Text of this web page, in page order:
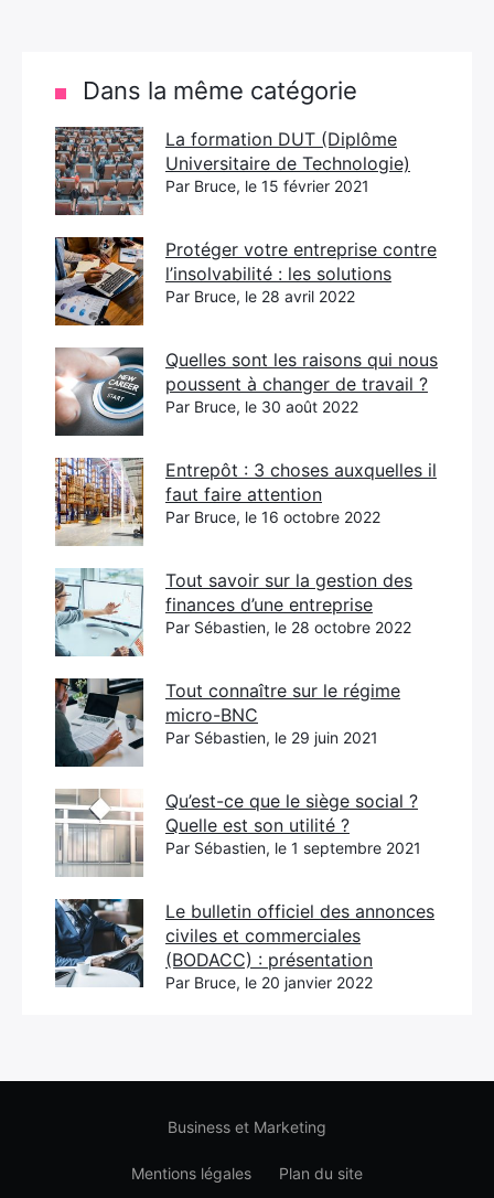
Dans la même catégorie
La formation DUT (Diplôme
Universitaire de Technologie)
Par Bruce, le 15 février 2021
Protéger votre entreprise contre
l’insolvabilité : les solutions
Par Bruce, le 28 avril 2022
Quelles sont les raisons qui nous
poussent à changer de travail ?
Par Bruce, le 30 août 2022
Entrepôt : 3 choses auxquelles il
faut faire attention
Par Bruce, le 16 octobre 2022
Tout savoir sur la gestion des
finances d’une entreprise
Par Sébastien, le 28 octobre 2022
Tout connaître sur le régime
micro-BNC
Par Sébastien, le 29 juin 2021
Qu’est-ce que le siège social ?
Quelle est son utilité ?
Par Sébastien, le 1 septembre 2021
Le bulletin officiel des annonces
civiles et commerciales
(BODACC) : présentation
Par Bruce, le 20 janvier 2022
Business et Marketing
Mentions légales Plan du site